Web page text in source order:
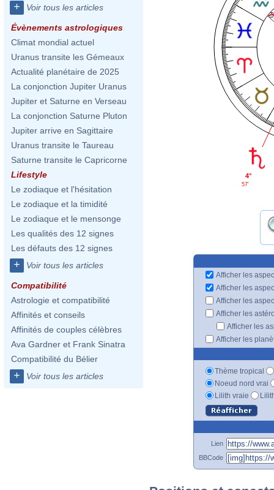
+ Voir tous les articles
Évènements astrologiques
Climat mondial actuel
Uranus transite les Gémeaux
Actualité planétaire de 2025
La conjonction Jupiter Uranus
Jupiter et Saturne en Verseau
La conjonction Saturne Pluton
Jupiter arrive en Sagittaire
Uranus transite le Taureau
Saturne transite le Capricorne
Lifestyle
Le zodiaque et l'hésitation
Le zodiaque et la timidité
Le zodiaque et le mensonge
Les qualités des 12 signes
Les défauts des 12 signes
+ Voir tous les articles
Compatibilité
Astrologie et compatibilité
Affinités et conseils
Affinités de couples célèbres
Ava Gardner et Frank Sinatra
Compatibilité du Bélier
+ Voir tous les articles
4°
57'
Afficher les
Afficher les
Afficher les
Afficher les
Afficher les
Afficher les
Thème tropical
Noeud nord vrai
Lilith vraie
Lien
BBCode